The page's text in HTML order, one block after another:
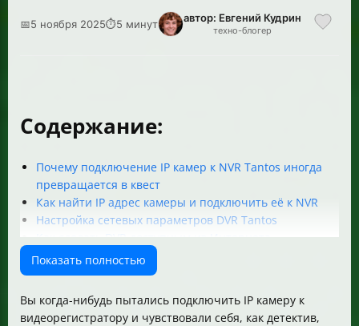
📅5 ноября 2025⏱5 минут автор: Евгений Кудрин
техно-блогер
Содержание:
Почему подключение IP камер к NVR Tantos иногда
превращается в квест
Как найти IP адрес камеры и подключить её к NVR
Настройка сетевых параметров DVR Tantos
Практические советы и лайфхаки
Итог
Показать полностью
Вы когда-нибудь пытались подключить IP камеру к
видеорегистратору и чувствовали себя, как детектив,